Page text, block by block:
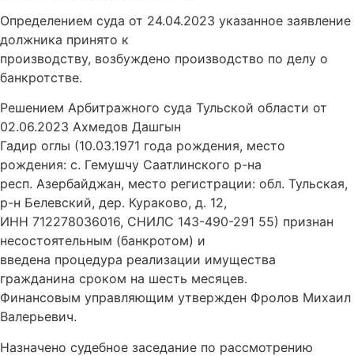
Определением суда от 24.04.2023 указанное заявление
должника принято к
производству, возбуждено производство по делу о
банкротстве.
Решением Арбитражного суда Тульской области от
02.06.2023 Ахмедов Дашгын
Гадир оглы (10.03.1971 года рождения, место
рождения: с. Гемушчу Саатлинского р-на
респ. Азербайджан, место регистрации: обл. Тульская,
р-н Белевский, дер. Кураково, д. 12,
ИНН 712278036016, СНИЛС 143-490-291 55) признан
несостоятельным (банкротом) и
введена процедура реализации имущества
гражданина сроком на шесть месяцев.
Финансовым управляющим утвержден Фролов Михаил
Валерьевич.
Назначено судебное заседание по рассмотрению